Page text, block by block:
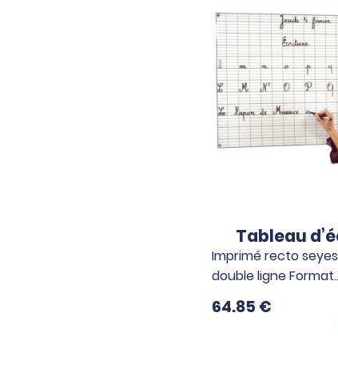
Tableau
Imprimé recto
double ligne
64.85 €